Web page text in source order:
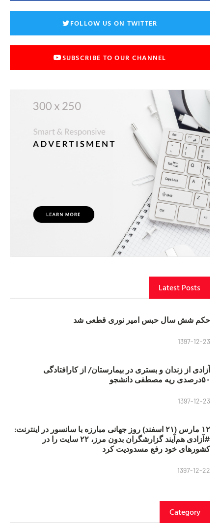
FOLLOW US ON TWITTER
SUBSCRIBE TO OUR CHANNEL
Latest Posts
حکم شش سال حبس امیر نوری قطعی شد
1397-12-23
آزادی از زندان و بستری در بیمارستان/ از کارافتادگی
۵۰درصدی ریه مصطفی دانشجو
1397-12-23
۱۲ مارس (۲۱ اسفند) روز جهانی مبارزه با سانسور در اینترنت:
#آزادی هم‌آیند گزارشگران‌ بدون مرز، ۲۲ سایت را در
کشورهای خود رفع مسدودیت کرد
1397-12-22
Category